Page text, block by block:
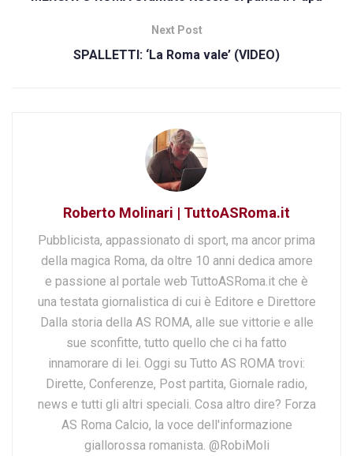
Next Post
SPALLETTI: ‘La Roma vale’ (VIDEO)
Roberto Molinari | TuttoASRoma.it
Pubblicista, appassionato di sport, ma ancor prima
della magica Roma, da oltre 10 anni dedica amore
e passione al portale web TuttoASRoma.it che è
una testata giornalistica di cui è Editore e Direttore
Dalla storia della AS ROMA, alle sue vittorie e alle
sue sconfitte, tutto quello che ci ha fatto
innamorare di lei. Oggi su Tutto AS ROMA trovi:
Dirette, Conferenze, Post partita, Giornale radio,
news e tutti gli altri speciali. Cosa altro dire? Forza
AS Roma Calcio, la voce dell'informazione
giallorossa romanista. @RobiMoli